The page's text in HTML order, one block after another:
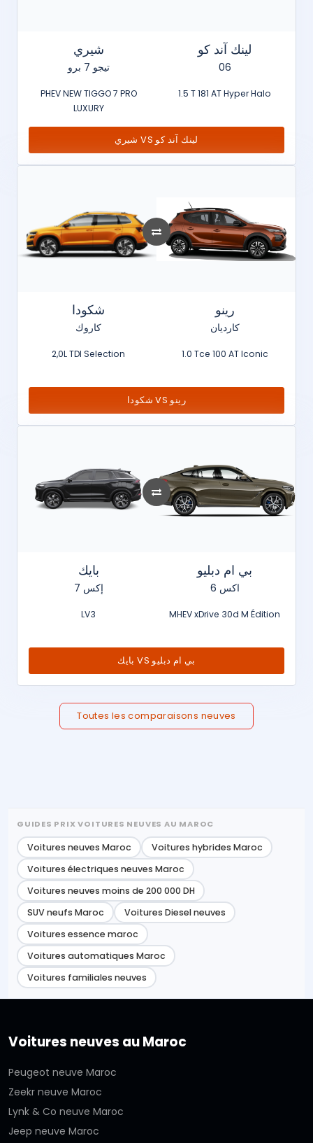
شيري
تيجو 7 برو
PHEV NEW TIGGO 7 PRO
LUXURY
لينك آند كو
06
1.5 T 181 AT Hyper Halo
شيري VS لينك آند كو
شكودا
كاروك
2,0L TDI Selection
رينو
كارديان
1.0 Tce 100 AT Iconic
شكودا VS رينو
بايك
إكس 7
LV3
بي ام دبليو
اكس 6
MHEV xDrive 30d M Édition
بايك VS بي ام دبليو
Toutes les comparaisons neuves
GUIDES PRIX VOITURES NEUVES AU MAROC
Voitures neuves Maroc
Voitures hybrides Maroc
Voitures électriques neuves Maroc
Voitures neuves moins de 200 000 DH
SUV neufs Maroc
Voitures Diesel neuves
Voitures essence maroc
Voitures automatiques Maroc
Voitures familiales neuves
Voitures neuves au Maroc
Peugeot neuve Maroc
Zeekr neuve Maroc
Lynk & Co neuve Maroc
Jeep neuve Maroc